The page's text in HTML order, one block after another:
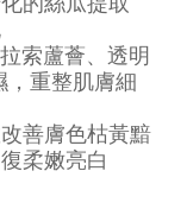
索蘆薈、透明
，重整肌膚細
善膚色枯黃黯
柔嫩亮白